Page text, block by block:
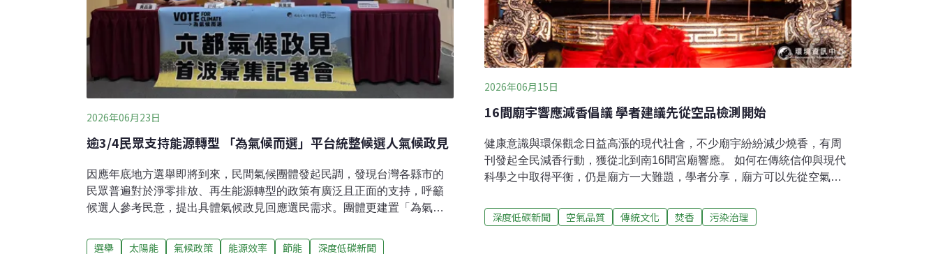
2026年06月23日
逾3/4民眾支持能源轉型 「為氣候而選」平台統整候選人氣候政見
因應年底地方選舉即將到來，民間氣候團體發起民調，發現台灣各縣市的
民眾普遍對於淨零排放、再生能源轉型的政策有廣泛且正面的支持，呼籲
候選人參考民意，提出具體氣候政見回應選民需求。團體更建置「為氣候
台灣民眾高度支持能源轉型 美學者驚：全國有一致共識距離年底九合一大
選舉 太陽能 氣候政策 能源效率 節能 深度低碳新聞
2026年06月15日
16間廟宇響應減香倡議 學者建議先從空品檢測開始
健康意識與環保觀念日益高漲的現代社會，不少廟宇紛紛減少燒香，有周
刊發起全民減香行動，獲從北到南16間宮廟響應。 如何在傳統信仰與現代
科學之中取得平衡，仍是廟方一大難題，學者分享，廟方可以先從空氣品
空氣品質有感，進而加入改善行動。宮廟吹起減香風 顧空品護健康宮廟減
香、減金行動日益獲得重視，越來越多自願加入減少燒香的行列，《今周
深度低碳新聞 空氣品質 傳統文化 焚香 污染治理